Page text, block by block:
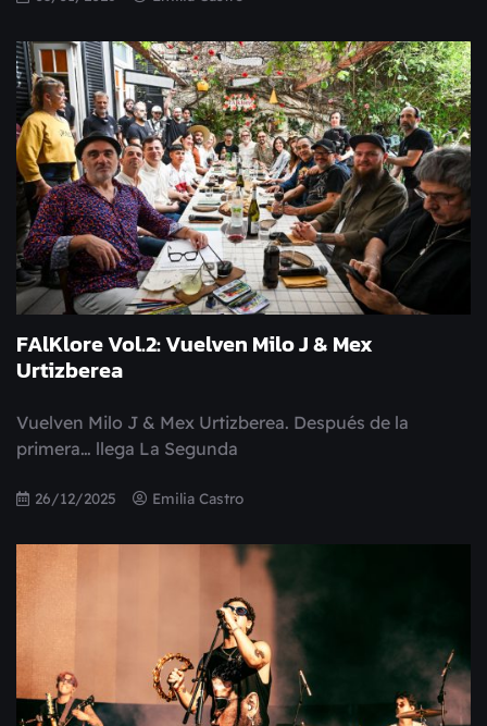
FAlKlore Vol.2: Vuelven Milo J & Mex
Urtizberea
Vuelven Milo J & Mex Urtizberea. Después de la
primera… llega La Segunda
26/12/2025 Emilia Castro